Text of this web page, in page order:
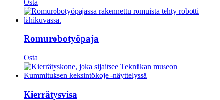
Osta
Romurobotyöpaja
Osta
Kierrätysvisa